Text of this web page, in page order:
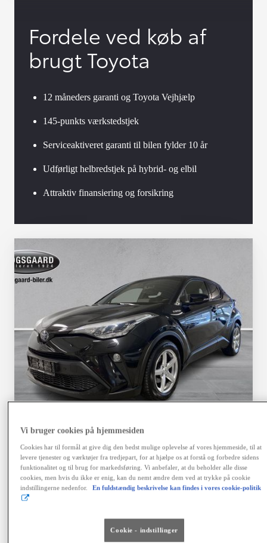
Fordele ved køb af
brugt Toyota
12 måneders garanti og Toyota Vejhjælp
145-punkts værkstedstjek
Serviceaktiveret garanti til bilen fylder 10 år
Udførligt helbredstjek på hybrid- og elbil
Attraktiv finansiering og forsikring
Toyota C-HR
Toyota C-HR 1B SUV 5-dørs 1.8 hybrid (122 hk) aut. gear C-LUB -
Herlev
HYBRID
76.000 km
Geartype
Vi bruger cookies på hjemmesiden
Cookies har til formål at give dig den bedst mulige oplevelse af vores hjemmeside, til at
levere tjenester og værktøjer fra tredjepart, for at hjælpe os at forstå og forbedre sidens
funktionalitet og til brug for markedsføring. Vi anbefaler, at du beholder alle disse
cookies, men hvis du ikke er enig, kan du nemt ændre dem ved at trykke på cookie
indstillingerne nedenfor.
En fuldstændig beskrivelse kan findes i vores cookie-politik
Cookie - indstillinger